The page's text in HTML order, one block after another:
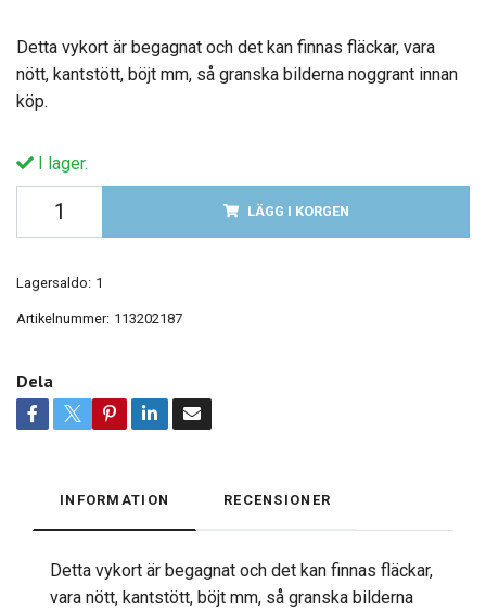
Detta vykort är begagnat och det kan finnas fläckar, vara
nött, kantstött, böjt mm, så granska bilderna noggrant innan
köp.
I lager.
LÄGG I KORGEN
Lagersaldo: 1
Artikelnummer: 113202187
Dela
INFORMATION RECENSIONER
Detta vykort är begagnat och det kan finnas fläckar,
vara nött, kantstött, böjt mm, så granska bilderna